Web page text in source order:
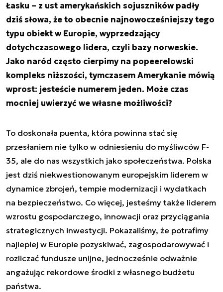
Łasku – z ust amerykańskich sojuszników padły
dziś słowa, że to obecnie najnowocześniejszy tego
typu obiekt w Europie, wyprzedzający
dotychczasowego lidera, czyli bazy norweskie.
Jako naród często cierpimy na popeerelowski
kompleks niższości, tymczasem Amerykanie mówią
wprost: jesteście numerem jeden. Może czas
mocniej uwierzyć we własne możliwości?
To doskonała puenta, która powinna stać się
przesłaniem nie tylko w odniesieniu do myśliwców F-
35, ale do nas wszystkich jako społeczeństwa. Polska
jest dziś niekwestionowanym europejskim liderem w
dynamice zbrojeń, tempie modernizacji i wydatkach
na bezpieczeństwo. Co więcej, jesteśmy także liderem
wzrostu gospodarczego, innowacji oraz przyciągania
strategicznych inwestycji. Pokazaliśmy, że potrafimy
najlepiej w Europie pozyskiwać, zagospodarowywać i
rozliczać fundusze unijne, jednocześnie odważnie
angażując rekordowe środki z własnego budżetu
państwa.